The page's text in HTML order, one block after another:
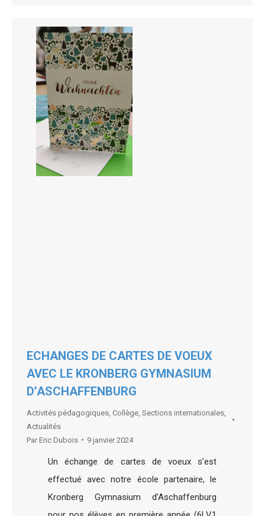
ECHANGES DE CARTES DE VOEUX
AVEC LE KRONBERG GYMNASIUM
D’ASCHAFFENBURG
Activités pédagogiques Collège Sections internationales
Actualités
Par Eric Dubois 9 janvier 2024
Un échange de cartes de voeux s’est
effectué avec notre école partenaire, le
Kronberg Gymnasium d’Aschaffenburg